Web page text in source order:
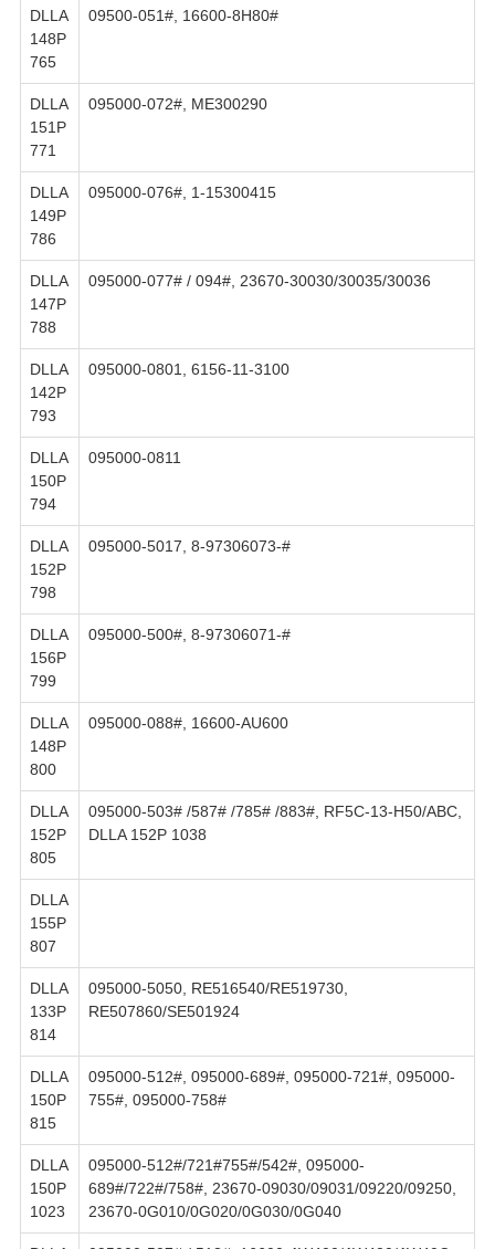
DLLA
148P
765
09500-051#, 16600-8H80#
DLLA
151P
771
095000-072#, ME300290
DLLA
149P
786
095000-076#, 1-15300415
DLLA
147P
788
095000-077# / 094#, 23670-30030/30035/30036
DLLA
142P
793
095000-0801, 6156-11-3100
DLLA
150P
794
095000-0811
DLLA
152P
798
095000-5017, 8-97306073-#
DLLA
156P
799
095000-500#, 8-97306071-#
DLLA
148P
800
095000-088#, 16600-AU600
DLLA
152P
805
095000-503# /587# /785# /883#, RF5C-13-H50/ABC,
DLLA 152P 1038
DLLA
155P
807
DLLA
133P
814
095000-5050, RE516540/RE519730,
RE507860/SE501924
DLLA
150P
815
095000-512#, 095000-689#, 095000-721#, 095000-
755#, 095000-758#
DLLA
150P
1023
095000-512#/721#755#/542#, 095000-
689#/722#/758#, 23670-09030/09031/09220/09250,
23670-0G010/0G020/0G030/0G040